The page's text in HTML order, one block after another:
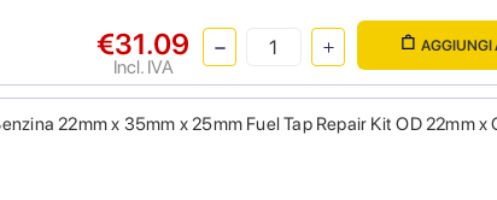
€31.09
Incl. IVA
AGGIUNGI
22mm x 35mm x 25mm Fuel Tap Repair Kit OD 22mm x